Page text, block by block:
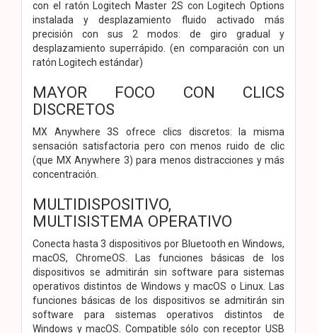
con el ratón Logitech Master 2S con Logitech Options
instalada y desplazamiento fluido activado más
precisión con sus 2 modos: de giro gradual y
desplazamiento superrápido. (en comparación con un
ratón Logitech estándar)
MAYOR FOCO CON CLICS
DISCRETOS
MX Anywhere 3S ofrece clics discretos: la misma
sensación satisfactoria pero con menos ruido de clic
(que MX Anywhere 3) para menos distracciones y más
concentración.
MULTIDISPOSITIVO,
MULTISISTEMA OPERATIVO
Conecta hasta 3 dispositivos por Bluetooth en Windows,
macOS, ChromeOS. Las funciones básicas de los
dispositivos se admitirán sin software para sistemas
operativos distintos de Windows y macOS o Linux. Las
funciones básicas de los dispositivos se admitirán sin
software para sistemas operativos distintos de
Windows y macOS. Compatible sólo con receptor USB